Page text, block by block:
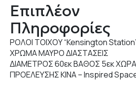
Επιπλέον
Πληροφορίες
ΡΟΛΟΙ ΤΟΙΧΟΥ “Kensington
ΧΡΩΜΑ ΜΑΥΡΟ ΔΙΑΣΤΑΣΕΙΣ
ΔΙΑΜΕΤΡΟΣ 60εκ ΒΑΘΟΣ 5εκ ΧΩΡΑ
ΠΡΟΕΛΕΥΣΗΣ ΚΙΝΑ – Inspired